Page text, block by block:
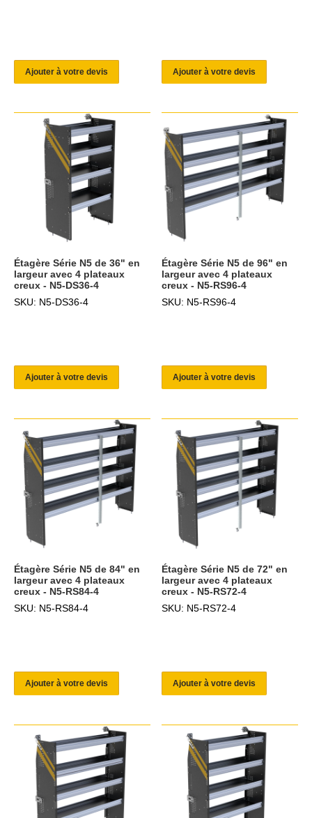
Ajouter à votre devis Ajouter à votre devis
Étagère Série N5 de 36" en
largeur avec 4 plateaux
creux - N5-DS36-4
SKU: N5-DS36-4
Ajouter à votre devis
Étagère Série N5 de 96" en
largeur avec 4 plateaux
creux - N5-RS96-4
SKU: N5-RS96-4
Ajouter à votre devis
Étagère Série N5 de 84" en
largeur avec 4 plateaux
creux - N5-RS84-4
SKU: N5-RS84-4
Ajouter à votre devis
Étagère Série N5 de 72" en
largeur avec 4 plateaux
creux - N5-RS72-4
SKU: N5-RS72-4
Ajouter à votre devis